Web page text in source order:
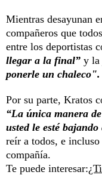
Mientras desayunan
compañeros que
entre los deportistas
llegar a la final” y la
ponerle un chaleco".
Por su parte, Kratos
“La única manera
usted le esté
reír a todos, e
compañía.
Te puede interesar: